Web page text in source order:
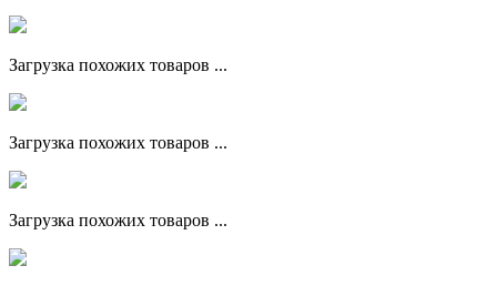
Загрузка похожих товаров ...
Загрузка похожих товаров ...
Загрузка похожих товаров ...